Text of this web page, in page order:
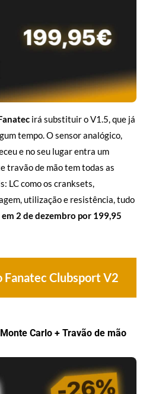
irá substituir o V1.5, que já
tempo. O sensor analógico,
e no seu lugar entra um
travão de mão tem todas as
LC como os cranksets,
utilização e resistência, tudo
2 de dezembro por 199,95
Fanatec Clubsport V2
Carlo + Travão de mão